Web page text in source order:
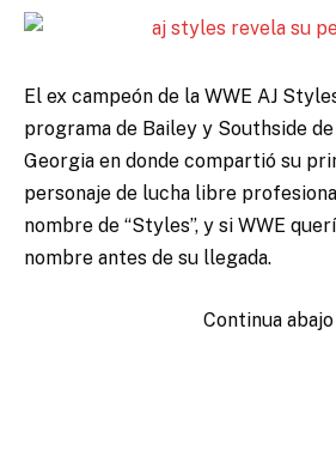
El ex campeón de la WWE AJ
programa de Bailey y Southside
Georgia en donde compartió su
personaje de lucha libre
nombre de “Styles”, y si WWE
nombre antes de su llegada.
Continua abajo